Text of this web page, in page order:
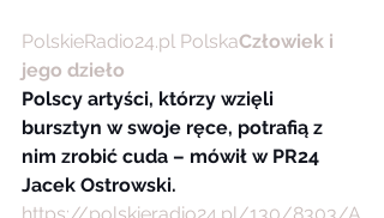
PolskieRadio24.pl PolskaCzłowiek i
jego dzieło
Polscy artyści, którzy wzięli
bursztyn w swoje ręce, potrafią z
nim zrobić cuda – mówił w PR24
Jacek Ostrowski.